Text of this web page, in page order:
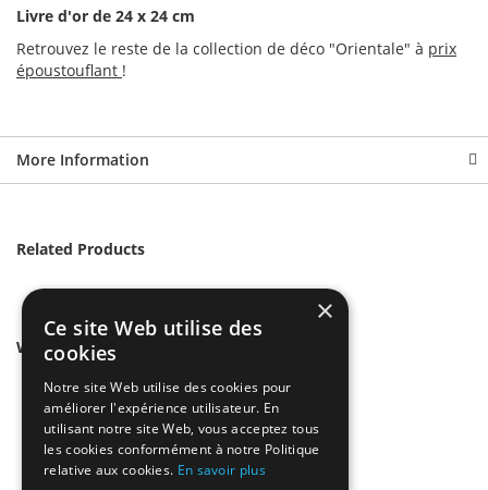
Livre d'or de 24 x 24 cm
Retrouvez le reste de la collection de déco "Orientale" à prix
époustouflant !
More Information
Related Products
We found other products you might like!
×
Ce site Web utilise des
cookies
Notre site Web utilise des cookies pour
améliorer l'expérience utilisateur. En
utilisant notre site Web, vous acceptez tous
les cookies conformément à notre Politique
relative aux cookies. En savoir plus